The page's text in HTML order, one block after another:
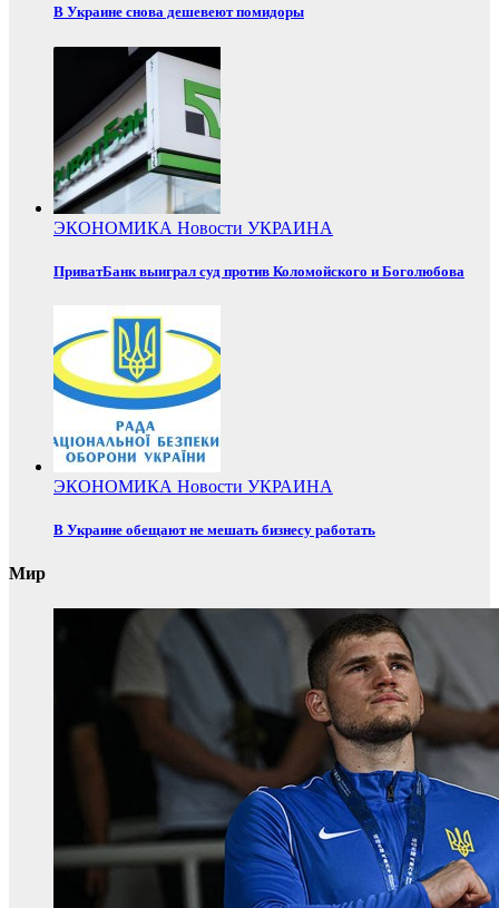
В Украине снова дешевеют помидоры
ЭКОНОМИКА Новости УКРАИНА
ПриватБанк выиграл суд против Коломойского и Боголюбова
ЭКОНОМИКА Новости УКРАИНА
В Украине обещают не мешать бизнесу работать
Мир